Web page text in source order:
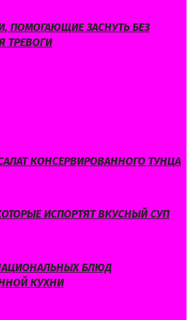
ПОМОГАЮЩИЕ ЗАСНУТЬ БЕЗ
ТРЕВОГИ
КОНСЕРВИРОВАННОГО ТУНЦА
ИСПОРТЯТ ВКУСНЫЙ СУП
БЛЮД
КУХНИ